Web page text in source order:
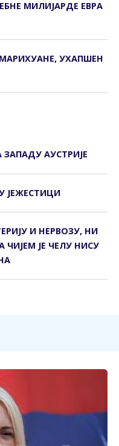
МИЛИЈАРДЕ ЕВРА
УХАПШЕН
АУСТРИЈЕ
ЈЕЖЕСТИЦИ
И НЕРВОЗУ, НИ
ЈЕ ЧЕЛУ НИСУ